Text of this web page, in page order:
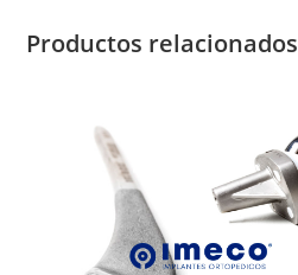
Productos relacionados